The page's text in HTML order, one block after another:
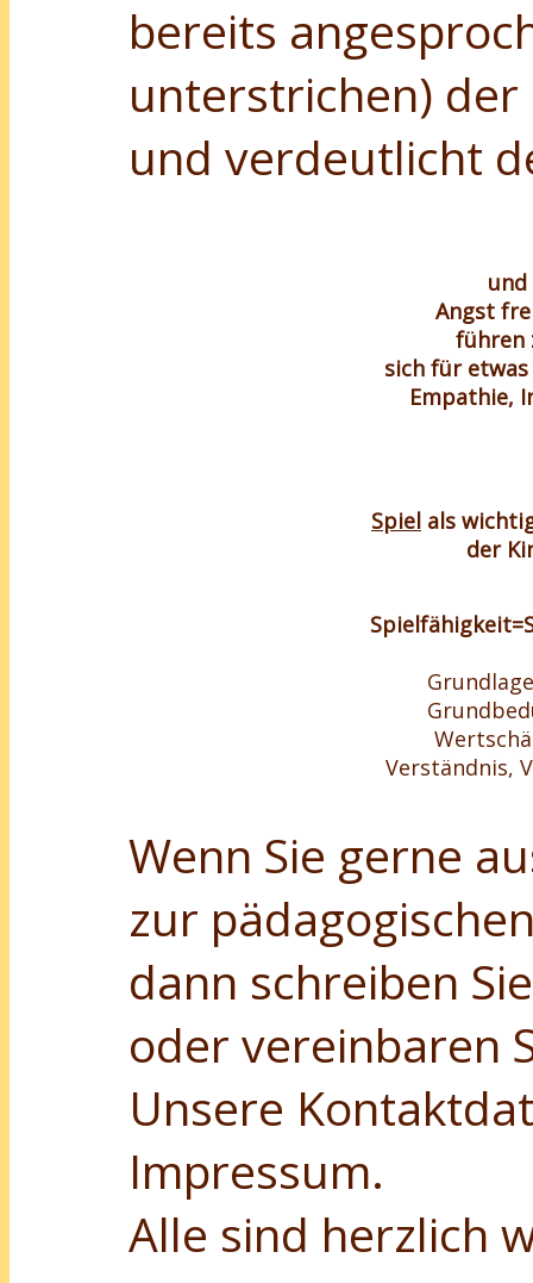
bereits
unterstrichen)
und verdeutlicht
Angst
führen
sich für
Empathie,
Spiel als
der
Spielfähigkeit=
Verständnis,
Wenn Sie gerne
zur
dann schreiben
oder vereinbaren
Unsere
Impressum.
Alle sind herzlich